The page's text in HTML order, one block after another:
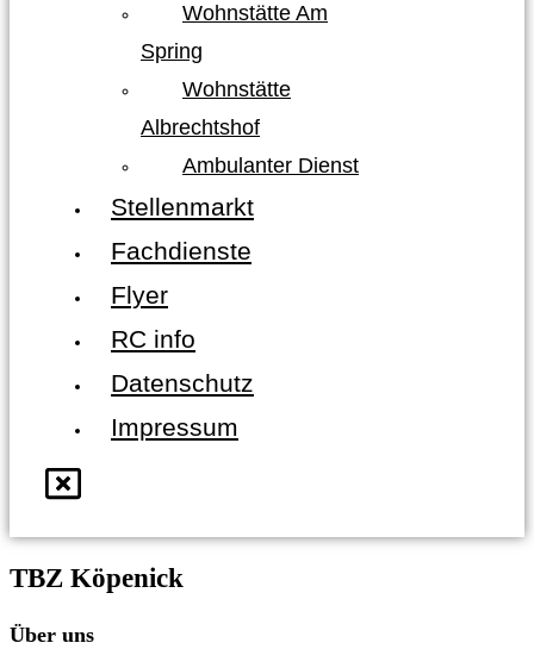
Wohnstätte Am
Spring
Wohnstätte
Albrechtshof
Ambulanter Dienst
Stellenmarkt
Fachdienste
Flyer
RC info
Datenschutz
Impressum
TBZ Köpenick
Über uns